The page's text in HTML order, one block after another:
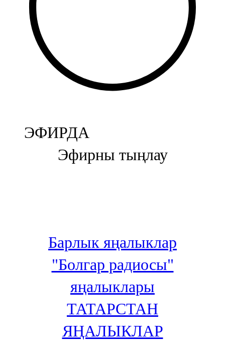
104,9 FM
Баулы
107,5 FM
Биләр
Болгар
106,0 FM
Бөгелмә
100,3 FM
106,6 FM
Кадыбаш
105,2 FM
ЭФИРДА
Эфирны тыңлау
Барлык яңалыклар
"Болгар радиосы"
яңалыклары
ТАТАРСТАН
ЯҢАЛЫКЛАР